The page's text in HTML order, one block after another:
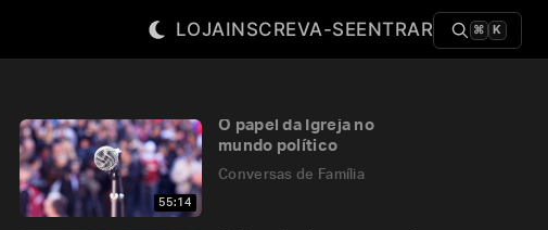
LOJAINSCREVA-SEENTRAR ⌘ K
55:14
O papel da Igreja no
mundo político
Conversas de Família